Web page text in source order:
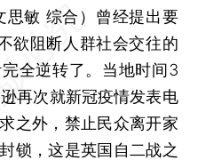
思敏 综合） 曾经提出要
欲阻断人群社会交往的
全逆转了。当地时间3
再次就新冠疫情发表电
之外，禁止民众离开家
锁，这是英国自二战之